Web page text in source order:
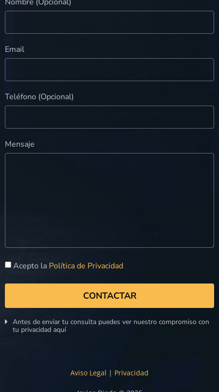
Email
Teléfono (Opcional)
Mensaje
Acepto la Política de Privacidad
CONTACTAR
Antes de enviar tu consulta puedes ver nuestro compromiso con
tu privacidad aquí
Aviso Legal | Privacidad